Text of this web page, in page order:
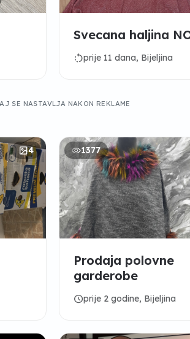
Svecana haljina
rotate_leftprije 11 dana, Bijeljina
SE NASTAVLJA NAKON REKLAME
4 1377
Prodaja polovne
garderobe
scheduleprije 2 godine, Bijeljina